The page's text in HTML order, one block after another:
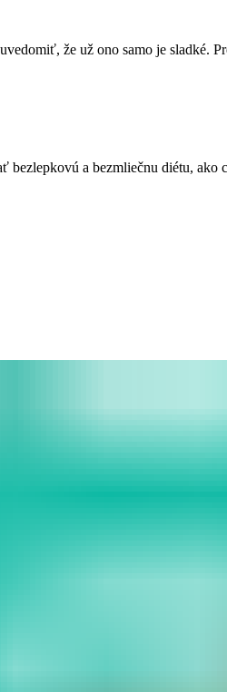
že už ono samo je
a bezmliečnu diétu,